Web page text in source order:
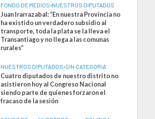
FONDO DE MEDIOS•NUESTROS DIPUTADOS
Juan Irarrazabal: “En nuestra Provincia no
ha existido un verdadero subsidio al
transporte, toda la plata se la lleva el
Transantiago y no llega a las comunas
rurales”
NUESTROS DIPUTADOS•SIN CATEGORIA
Cuatro diputados de nuestro distrito no
asistieron hoy al Congreso Nacional
siendo parte de quienes forzaron el
fracaso de la sesión